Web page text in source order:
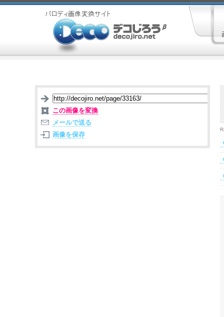
この画像を変換
メールで送る
画像を保存